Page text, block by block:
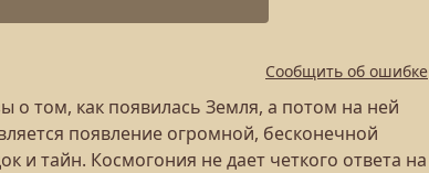
Сообщить об ошибке
о том, как появилась Земля, а потом на ней
появление огромной, бесконечной
и тайн. Космогония не дает четкого ответа на